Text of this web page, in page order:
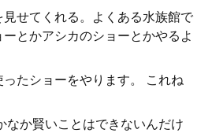
せてくれる。よくある水族館で
とかアシカのショーとかやるよ
たショーをやります。 これね
なか賢いことはできないんだけ